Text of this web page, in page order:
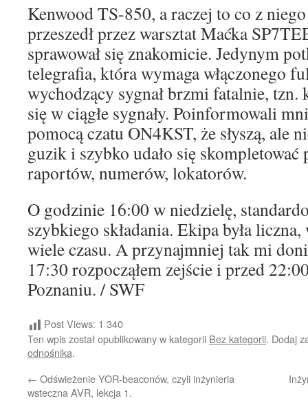
Kenwood TS-850, a raczej to co z
przeszedł przez warsztat Maćka
sprawował się znakomicie. Jedynym
telegrafia, która wymaga włączonego
wychodzący sygnał brzmi fatalnie,
się w ciągłe sygnały. Poinformowali
pomocą czatu ON4KST, że słyszą, ale
guzik i szybko udało się skompletować
raportów, numerów, lokatorów.
O godzinie 16:00 w niedzielę,
szybkiego składania. Ekipa była
wiele czasu. A przynajmniej tak mi
17:30 rozpocząłem zejście i przed
Poznaniu. / SWF
Post Views: 1 340
Ten wpis został opublikowany w kategorii Bez kategorii. Dodaj
odnośnika.
← Odświeżenie YOR-beaconów, czyli inżynieria
wsteczna AVR, lekcja 1.